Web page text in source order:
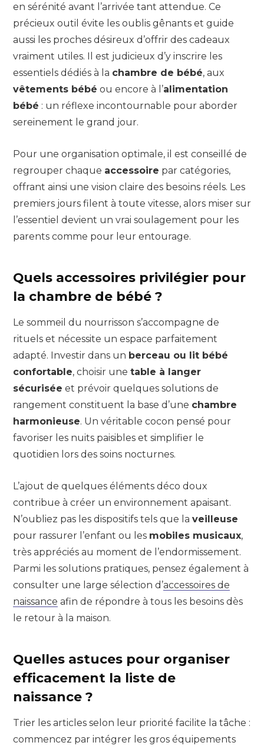
en sérénité avant l’arrivée tant attendue. Ce
précieux outil évite les oublis gênants et guide
aussi les proches désireux d’offrir des cadeaux
vraiment utiles. Il est judicieux d’y inscrire les
essentiels dédiés à la chambre de bébé, aux
vêtements bébé ou encore à l’alimentation
bébé : un réflexe incontournable pour aborder
sereinement le grand jour.
Pour une organisation optimale, il est conseillé de
regrouper chaque accessoire par catégories,
offrant ainsi une vision claire des besoins réels. Les
premiers jours filent à toute vitesse, alors miser sur
l’essentiel devient un vrai soulagement pour les
parents comme pour leur entourage.
Quels accessoires privilégier pour
la chambre de bébé ?
Le sommeil du nourrisson s’accompagne de
rituels et nécessite un espace parfaitement
adapté. Investir dans un berceau ou lit bébé
confortable, choisir une table à langer
sécurisée et prévoir quelques solutions de
rangement constituent la base d’une chambre
harmonieuse. Un véritable cocon pensé pour
favoriser les nuits paisibles et simplifier le
quotidien lors des soins nocturnes.
L’ajout de quelques éléments déco doux
contribue à créer un environnement apaisant.
N’oubliez pas les dispositifs tels que la veilleuse
pour rassurer l’enfant ou les mobiles musicaux,
très appréciés au moment de l’endormissement.
Parmi les solutions pratiques, pensez également à
consulter une large sélection d’accessoires de
naissance afin de répondre à tous les besoins dès
le retour à la maison.
Quelles astuces pour organiser
efficacement la liste de
naissance ?
Trier les articles selon leur priorité facilite la tâche :
commencez par intégrer les gros équipements